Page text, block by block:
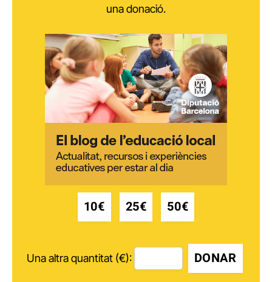
una donació.
10€ 25€ 50€
Una altra quantitat (€): DONAR